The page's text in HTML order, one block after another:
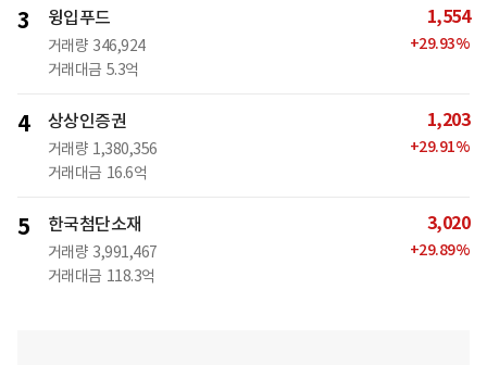
3 윙입푸드
거래량 346,924
거래대금 5.3억
1,554
+29.93%
4 상상인증권
거래량 1,380,356
거래대금 16.6억
1,203
+29.91%
5 한국첨단소재
거래량 3,991,467
거래대금 118.3억
3,020
+29.89%